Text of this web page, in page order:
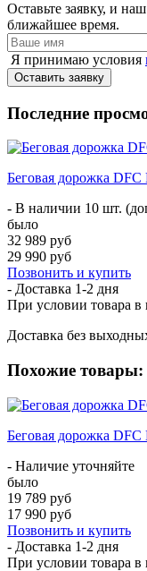
Оставьте заявку, и
ближайшее время.
Я принимаю условия
Оставить заявку
Последние
Беговая дорожка DFC
- В наличии 10 шт.
было
32 989 руб
29 990 руб
Позвонить и купить
- Доставка 1-2 дня
При условии товара в
Доставка без
Похожие товары:
Беговая дорожка
- Наличие уточняйте
было
19 789 руб
17 990 руб
Позвонить и купить
- Доставка 1-2 дня
При условии товара в